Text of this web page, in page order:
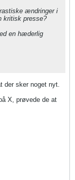
ændringer i
kritisk presse?
en hæderlig
sker noget nyt.
X, prøvede de at